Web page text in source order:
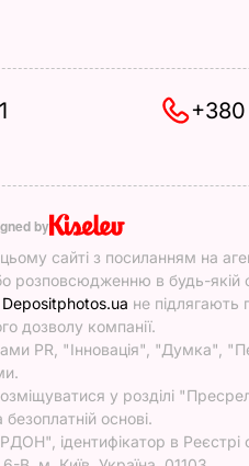
by
сайті з посиланням на
розповсюдженню в будь-якій
Depositphotos.ua не
дозволу компанії.
PR, "Інновація", "Думка",
у розділі
основі.
ідентифікатор в Реєстрі